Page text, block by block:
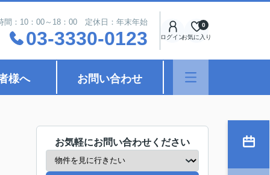
間：10：00～18：00 定休日：年末年始
03-3330-0123 ログインお気に入り
0
様へ お問い合わせ
お気軽にお問い合わせください